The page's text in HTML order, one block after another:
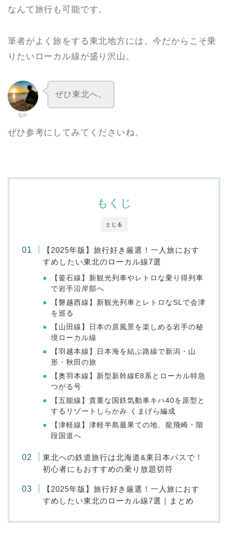
なんて旅行も可能です。
筆者がよく旅をする東北地方には、今だからこそ乗
りたいローカル線が盛り沢山。
なか
ぜひ東北へ。
ぜひ参考にしてみてくださいね。
とじる
もくじ
【2025年版】旅行好き厳選！一人旅におす
すめしたい東北のローカル線7選
【釜石線】新観光列車やレトロな乗り得列車
で岩手沿岸部へ
【磐越西線】新観光列車とレトロなSLで会津
を巡る
【山田線】日本の原風景を楽しめる岩手の秘
境ローカル線
【羽越本線】日本海を結ぶ路線で新潟・山
形・秋田の旅
【奥羽本線】新型新幹線E8系とローカル特急
つがる号
【五能線】貴重な国鉄気動車キハ40を原型と
するリゾートしらかみ くまげら編成
【津軽線】津軽半島最果ての地、龍飛崎・階
段国道へ
東北への鉄道旅行は北海道&東日本パスで！
初心者にもおすすめの乗り放題切符
【2025年版】旅行好き厳選！一人旅におす
すめしたい東北のローカル線7選｜まとめ